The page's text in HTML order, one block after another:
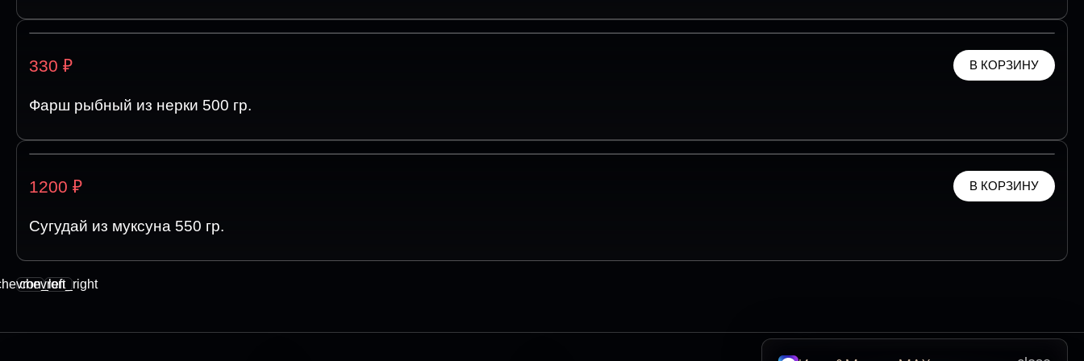
330 ₽ В КОРЗИНУ
Фарш рыбный из нерки 500 гр.
1200 ₽ В КОРЗИНУ
Сугудай из муксуна 550 гр.
chevron_right